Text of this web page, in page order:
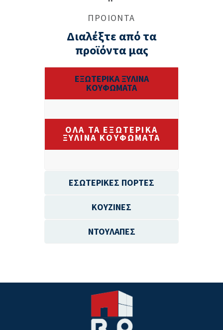
ΠΡΟΙΟΝΤΑ
Διαλέξτε από τα
προϊόντα μας
ΕΞΩΤΕΡΙΚΑ ΞΥΛΙΝΑ
ΚΟΥΦΩΜΑΤΑ
ΌΛΑ ΤΑ ΕΞΩΤΕΡΙΚΆ
ΞΎΛΙΝΑ ΚΟΥΦΏΜΑΤΑ
EΣΩΤΕΡΙΚΕΣ ΠΟΡΤΕΣ
ΚΟΥΖΙΝΕΣ
ΝΤΟΥΛΑΠΕΣ